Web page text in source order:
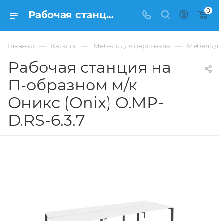
Рабочая станция на П-образном м/к Оникс (Onix) O.MP-D.RS-6.3.7 из ЛДСП купить в Москве, цена 94 319 ₽ - интернет-магазин ФРАНКОМ 0
Главная — Каталог — Мебель для персонала — Мебель
Рабочая станция на
П-образном м/к
Оникс (Onix) O.MP-
D.RS-6.3.7